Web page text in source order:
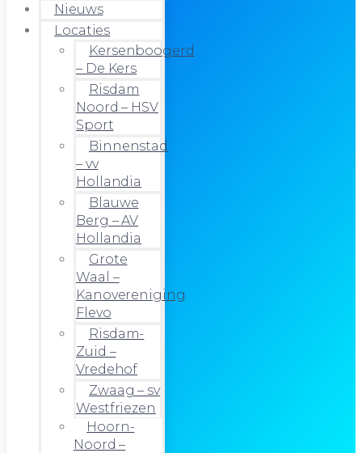
Nieuws
Locaties
Kersenboogerd
– De Kers
Risdam
Noord – HSV
Sport
Binnenstad
– vv
Hollandia
Blauwe
Berg – AV
Hollandia
Grote
Waal –
Kanovereniging
Flevo
Risdam-
Zuid –
Vredehof
Zwaag – sv
Westfriezen
Hoorn-
Noord –